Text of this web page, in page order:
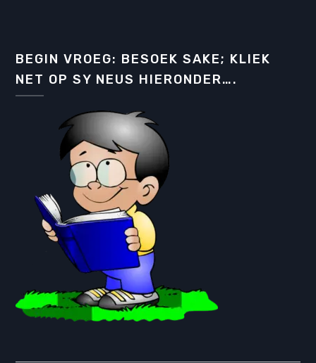
BEGIN VROEG: BESOEK SAKE; KLIEK
NET OP SY NEUS HIERONDER….